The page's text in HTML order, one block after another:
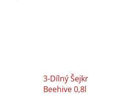
3-Dílný Šejkr
Beehive 0,8l